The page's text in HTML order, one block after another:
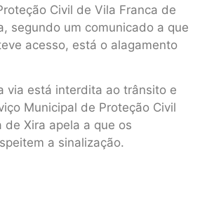
Civil de Vila Franca de
segundo um comunicado a que
acesso, está o alagamento
via está interdita ao trânsito e
Municipal de Proteção Civil
de Xira apela a que os
a sinalização.